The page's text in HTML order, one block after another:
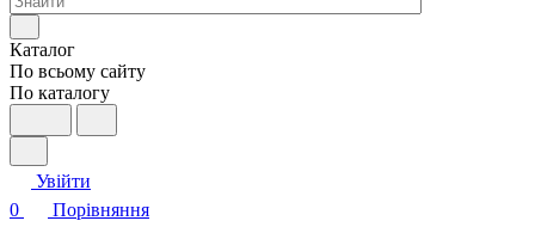
Каталог
По всьому сайту
По каталогу
Увійти
0
Порівняння